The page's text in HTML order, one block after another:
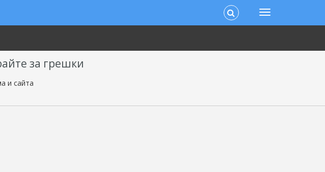
за грешки
и сайта